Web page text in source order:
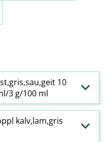
10
3 g/100 ml
kalv,lam,gris